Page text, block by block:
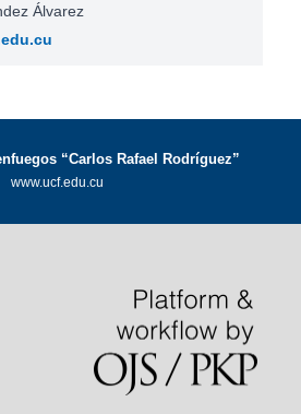
Álvarez
“Carlos Rafael Rodríguez”
www.ucf.edu.cu